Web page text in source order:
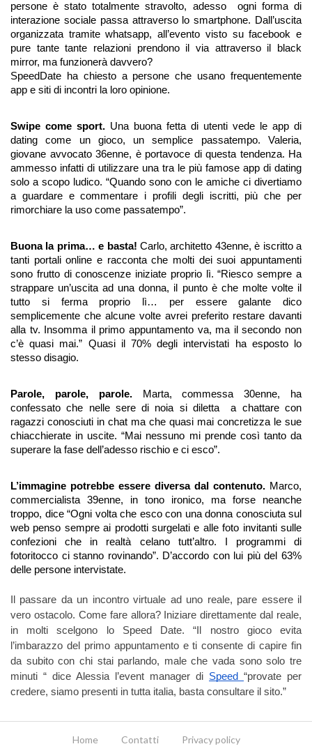
persone è stato totalmente stravolto, adesso  ogni forma di
interazione sociale passa attraverso lo smartphone. Dall’uscita
organizzata tramite whatsapp, all’evento visto su facebook e
pure tante tante relazioni prendono il via attraverso il black
mirror, ma funzionerà davvero?
SpeedDate ha chiesto a persone che usano frequentemente
app e siti di incontri la loro opinione.
Swipe come sport. Una buona fetta di utenti vede le app di
dating come un gioco, un semplice passatempo. Valeria,
giovane avvocato 36enne, è portavoce di questa tendenza. Ha
ammesso infatti di utilizzare una tra le più famose app di dating
solo a scopo ludico. “Quando sono con le amiche ci divertiamo
a guardare e commentare i profili degli iscritti, più che per
rimorchiare la uso come passatempo”.
Buona la prima… e basta! Carlo, architetto 43enne, è iscritto a
tanti portali online e racconta che molti dei suoi appuntamenti
sono frutto di conoscenze iniziate proprio lì. “Riesco sempre a
strappare un’uscita ad una donna, il punto è che molte volte il
tutto si ferma proprio lì… per essere galante dico
semplicemente che alcune volte avrei preferito restare davanti
alla tv. Insomma il primo appuntamento va, ma il secondo non
c’è quasi mai.” Quasi il 70% degli intervistati ha esposto lo
stesso disagio.
Parole, parole, parole.
Marta, commessa 30enne, ha
confessato che nelle sere di noia si diletta  a chattare con
ragazzi conosciuti in chat ma che quasi mai concretizza le sue
chiacchierate in uscite. “Mai nessuno mi prende così tanto da
superare la fase dell’adesso rischio e ci esco”.
L’immagine potrebbe essere diversa dal contenuto. Marco,
commercialista 39enne, in tono ironico, ma forse neanche
troppo, dice “Ogni volta che esco con una donna conosciuta sul
web penso sempre ai prodotti surgelati e alle foto invitanti sulle
confezioni che in realtà celano tutt’altro. I programmi di
fotoritocco ci stanno rovinando”. D’accordo con lui più del 63%
delle persone intervistate.
Il passare da un incontro virtuale ad uno reale, pare essere il
vero ostacolo. Come fare allora? Iniziare direttamente dal reale,
in molti scelgono lo Speed Date. “Il nostro gioco evita
l’imbarazzo del primo appuntamento e ti consente di capire fin
da subito con chi stai parlando, male che vada sono solo tre
minuti “ dice Alessia l’event manager di Speed “provate per
credere, siamo presenti in tutta italia, basta consultare il sito.”
Home Contatti Privacy policy